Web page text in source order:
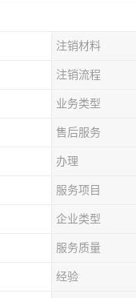
注销材料
注销流程
业务类型
售后服务
办理
服务项目
企业类型
服务质量
经验